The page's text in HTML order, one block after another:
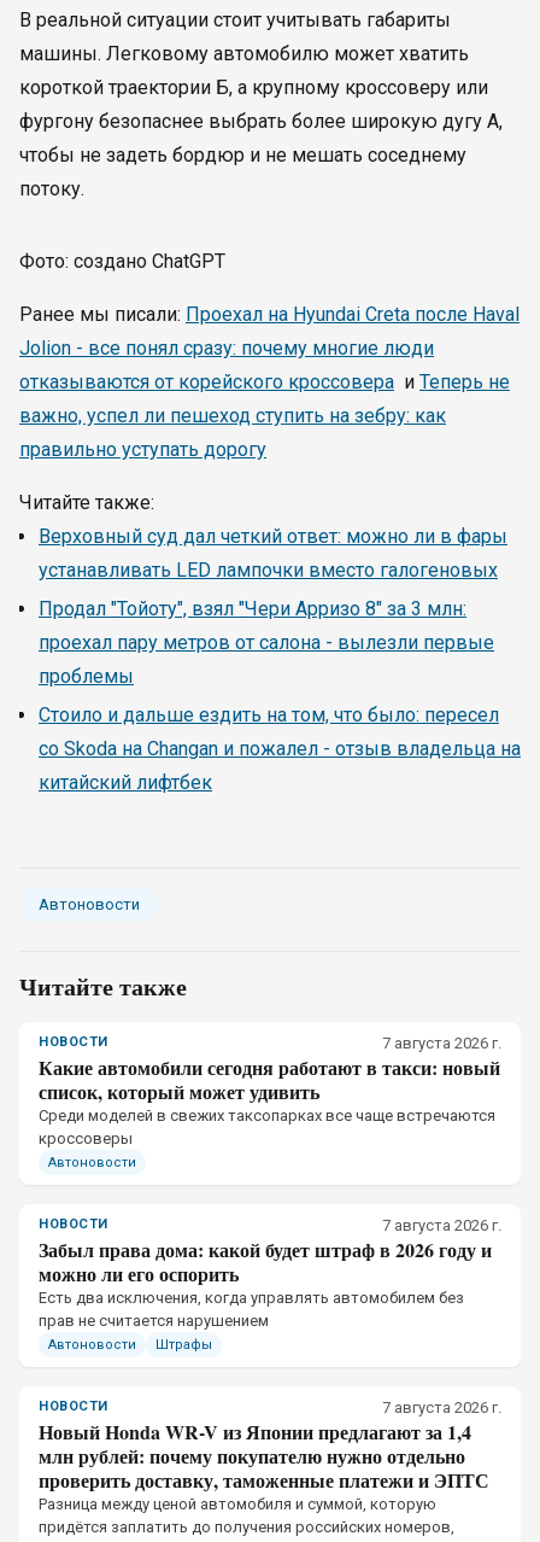
В реальной ситуации стоит учитывать габариты
машины. Легковому автомобилю может хватить
короткой траектории Б, а крупному кроссоверу или
фургону безопаснее выбрать более широкую дугу А,
чтобы не задеть бордюр и не мешать соседнему
потоку.
Фото: создано ChatGPT
Ранее мы писали: Проехал на Hyundai Creta после Haval
Jolion - все понял сразу: почему многие люди
отказываются от корейского кроссовера и Теперь не
важно, успел ли пешеход ступить на зебру: как
правильно уступать дорогу
Читайте также:
Верховный суд дал четкий ответ: можно ли в фары
устанавливать LED лампочки вместо галогеновых
Продал "Тойоту", взял "Чери Арризо 8" за 3 млн:
проехал пару метров от салона - вылезли первые
проблемы
Стоило и дальше ездить на том, что было: пересел
со Skoda на Changan и пожалел - отзыв владельца на
китайский лифтбек
Автоновости
Читайте также
НОВОСТИ 7 августа 2026 г.
Какие автомобили сегодня работают в такси: новый
список, который может удивить
Среди моделей в свежих таксопарках все чаще встречаются
кроссоверы
Автоновости
НОВОСТИ 7 августа 2026 г.
Забыл права дома: какой будет штраф в 2026 году и
можно ли его оспорить
Есть два исключения, когда управлять автомобилем без
прав не считается нарушением
Автоновости Штрафы
НОВОСТИ 7 августа 2026 г.
Новый Honda WR-V из Японии предлагают за 1,4
млн рублей: почему покупателю нужно отдельно
проверить доставку, таможенные платежи и ЭПТС
Разница между ценой автомобиля и суммой, которую
придётся заплатить до получения российских номеров,